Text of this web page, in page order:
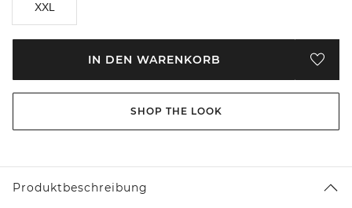
XXL
IN DEN WARENKORB
SHOP THE LOOK
Produktbeschreibung